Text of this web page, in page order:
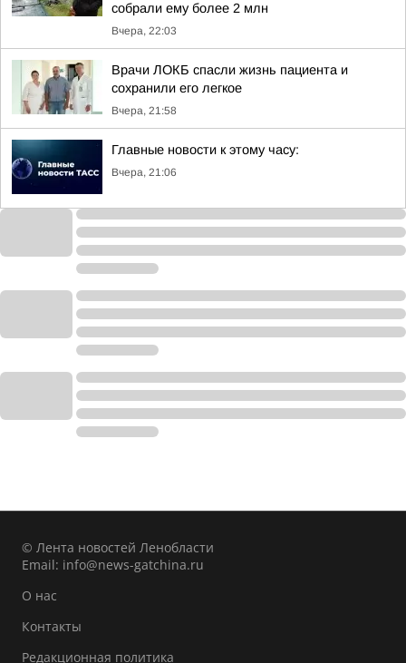
собрали ему более 2 млн
Вчера, 22:03
Врачи ЛОКБ спасли жизнь пациента и
сохранили его легкое
Вчера, 21:58
Главные новости к этому часу:
Вчера, 21:06
© Лента новостей Ленобласти
Email: info@news-gatchina.ru
О нас
Контакты
Редакционная политика